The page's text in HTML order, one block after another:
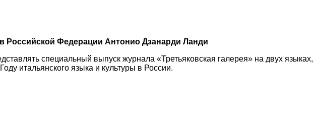
Российской Федерации Антонио Дзанарди Ланди
специальный выпуск журнала «Третьяковская галерея» на двух
итальянского языка и культуры в России.